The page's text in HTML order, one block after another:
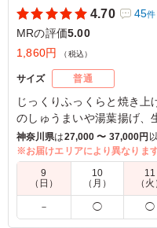
4.70
45件
MRの評価5.00
1,860円
（税込）
サイズ 普通
じっくりふっくらと焼き
のしゅうまいや湯葉揚げ、
しております。
※お届け期間：5月7日(水)
うなぎをこの値段で食
神奈川県は27,000 〜 37,000円
※お届けエリアにより異なりま
9
（日）
10
（月）
11
（火
－ ◯ ◯